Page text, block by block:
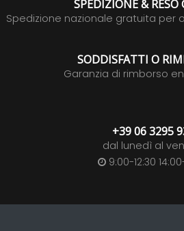
SPEDIZIONE & RESO
Spedizione nazionale gratuita per
SODDISFATTI O
Garanzia di rimborso
+39 06 3295
dal lunedì al
9:00-12:30